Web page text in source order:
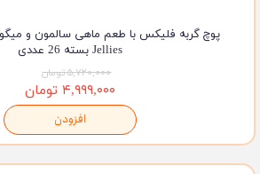
Jellies بسته 26 عددی
۵,۷۲۰,۰۰۰ تومان
۴,۹۹۹,۰۰۰ تومان
افزودن